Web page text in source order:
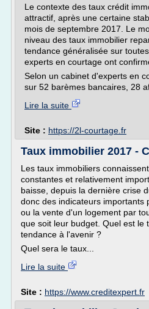
Le contexte des taux crédit
attractif, après une certaine
mois de septembre 2017. Le
niveau des taux immobilier
tendance généralisée sur
experts en courtage ont
Selon un cabinet d'experts en
sur 52 barèmes bancaires, 28
Lire la suite
Site : https://2l-courtage.fr
Taux immobilier 2017 -
Les taux immobiliers
constantes et relativement
baisse, depuis la dernière crise
donc des indicateurs importants
ou la vente d'un logement par
que soit leur budget. Quel est le
tendance à l'avenir ?
Quel sera le taux...
Lire la suite
Site : https://www.creditexpert.fr